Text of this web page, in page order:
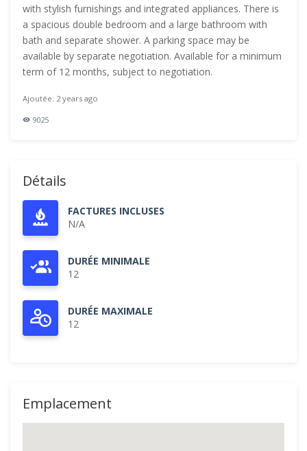
with stylish furnishings and integrated appliances. There is
a spacious double bedroom and a large bathroom with
bath and separate shower. A parking space may be
available by separate negotiation. Available for a minimum
term of 12 months, subject to negotiation.
Ajoutée: 2 years ago
9025
Détails
FACTURES INCLUSES
N/A
DURÉE MINIMALE
12
DURÉE MAXIMALE
12
Emplacement